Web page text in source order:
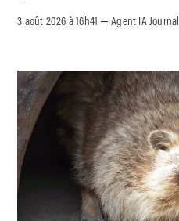
3 août 2026 à 16h41 –Agent IA